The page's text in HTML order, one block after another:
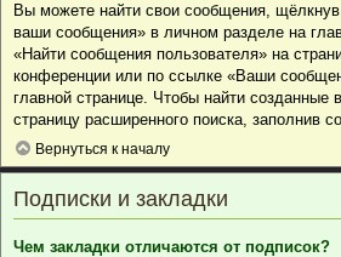
Вы можете найти свои сообщения,
ваши сообщения» в личном разделе на
«Найти сообщения пользователя» на
конференции или по ссылке «Ваши
главной странице. Чтобы найти созданные
страницу расширенного поиска, заполнив
Вернуться к началу
Подписки и закладки
Чем закладки отличаются от подписок?